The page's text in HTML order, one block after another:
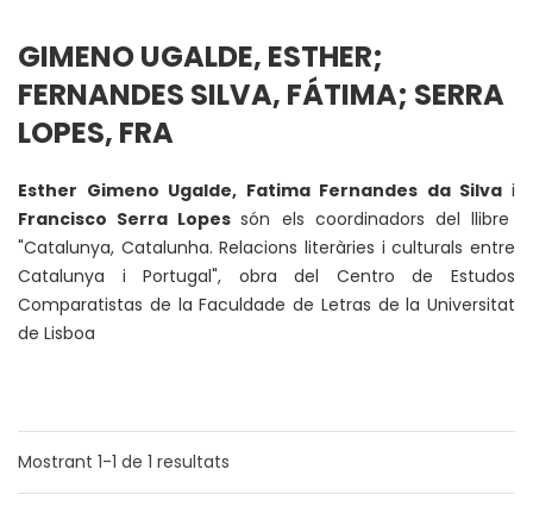
GIMENO UGALDE, ESTHER;
FERNANDES SILVA, FÁTIMA; SERRA
LOPES, FRA
Esther Gimeno Ugalde, Fatima Fernandes da Silva i
Francisco Serra Lopessón els coordinadors del llibre
"Catalunya, Catalunha. Relacions literàries i culturals entre
Catalunya i Portugal", obra del Centro de Estudos
Comparatistas de la Faculdade de Letras de la Universitat
de Lisboa
Mostrant 1-1 de 1 resultats